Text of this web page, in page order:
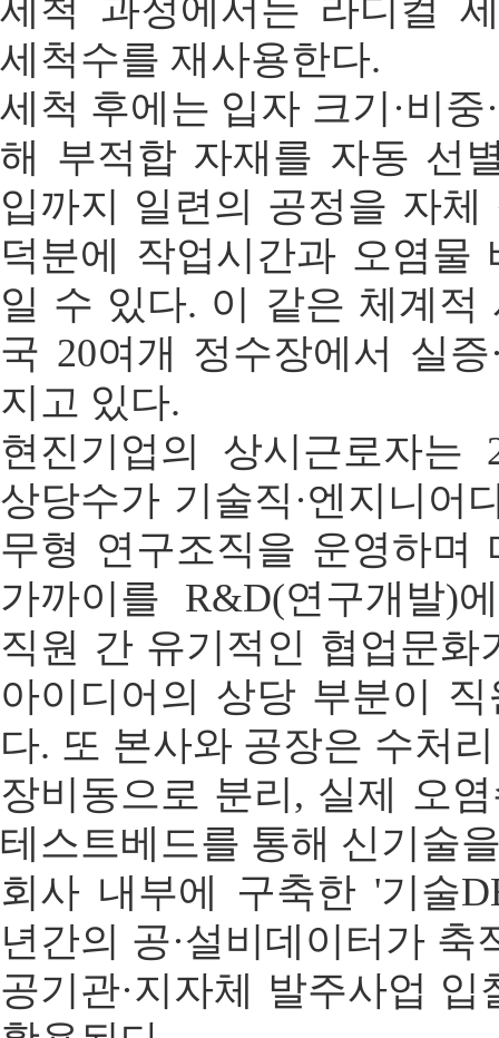
세척 과정에서는 라디컬
세척수를 재사용한다.
세척 후에는 입자 크기·비
해 부적합 자재를 자동 선
입까지 일련의 공정을 자체
덕분에 작업시간과 오염물
일 수 있다. 이 같은 체계적
국 20여개 정수장에서 실
지고 있다.
현진기업의 상시근로자는
상당수가 기술직·엔지니어
무형 연구조직을 운영하며
가까이를 R&D(연구개발)
직원 간 유기적인 협업문화
아이디어의 상당 부분이
다. 또 본사와 공장은 수처
장비동으로 분리, 실제 오
테스트베드를 통해 신기술
회사 내부에 구축한 '기술
년간의 공·설비데이터가 축
공기관·지자체 발주사업